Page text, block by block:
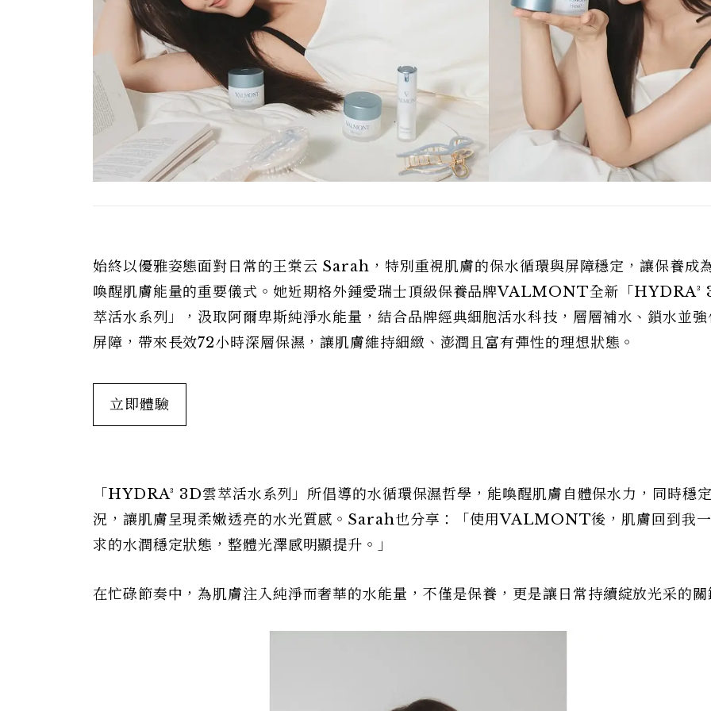
始終以優雅姿態面對日常的王棠云 Sarah，特別重視肌膚的保水循環與屏障穩定，讓保養成
喚醒肌膚能量的重要儀式。她近期格外鍾愛瑞士頂級保養品牌VALMONT全新「HYDRA³
萃活水系列」，汲取阿爾卑斯純淨水能量，結合品牌經典細胞活水科技，層層補水、鎖水並強
屏障，帶來長效72小時深層保濕，讓肌膚維持細緻、澎潤且富有彈性的理想狀態。
立即體驗
「HYDRA³ 3D雲萃活水系列」所倡導的水循環保濕哲學，能喚醒肌膚自體保水力，同時穩
況，讓肌膚呈現柔嫩透亮的水光質感。Sarah也分享：「使用VALMONT後，肌膚回到我
求的水潤穩定狀態，整體光澤感明顯提升。」
在忙碌節奏中，為肌膚注入純淨而奢華的水能量，不僅是保養，更是讓日常持續綻放光采的關